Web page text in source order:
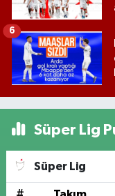
6
Süper Lig
Süper Lig